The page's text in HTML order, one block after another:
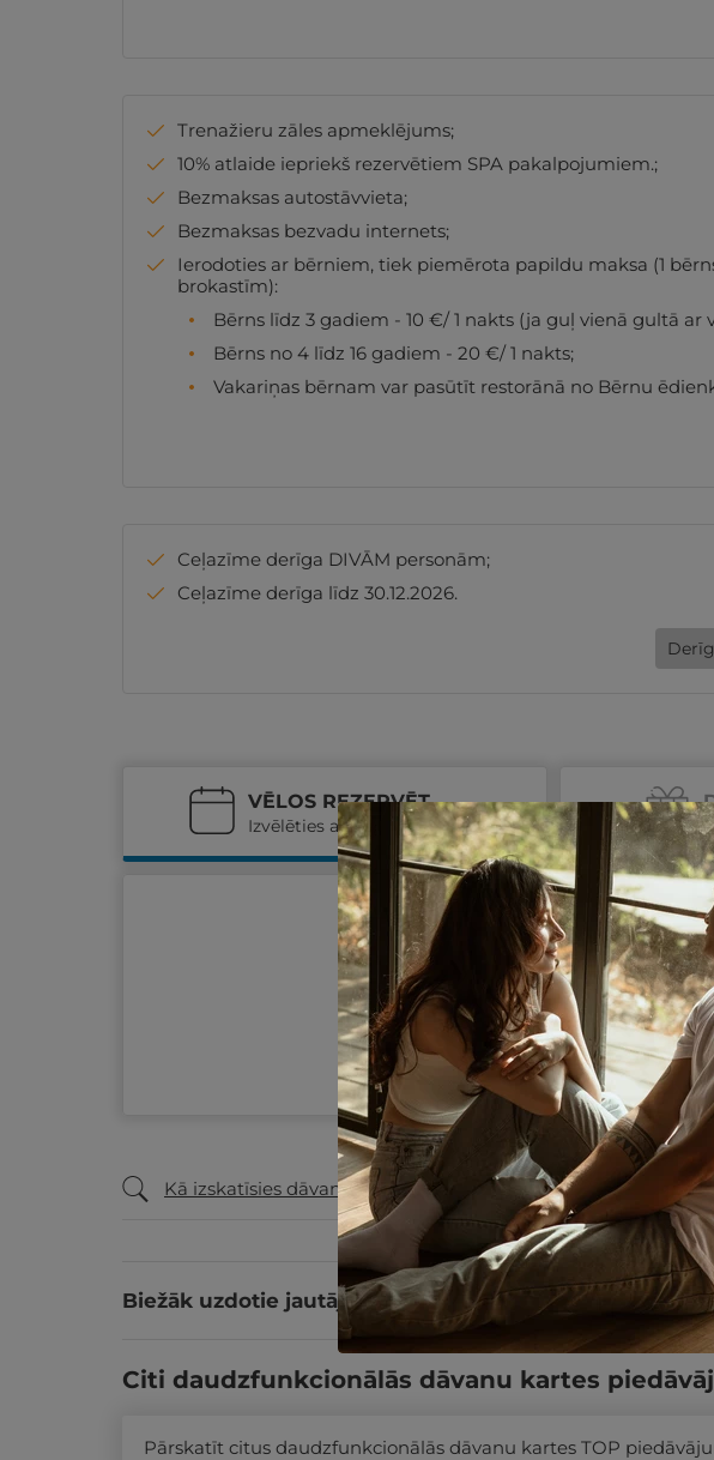
Trenažieru zāles apmeklējums;
10% atlaide iepriekš rezervētiem SPA pakalpojumiem.;
Bezmaksas autostāvvieta;
Bezmaksas bezvadu internets;
Ierodoties ar bērniem, tiek piemērota papildu maksa (1
brokastīm):
Bērns līdz 3 gadiem - 10 €/ 1 nakts (ja guļ vienā gultā ar
Bērns no 4 līdz 16 gadiem - 20 €/ 1 nakts;
Vakariņas bērnam var pasūtīt restorānā no Bērnu
Ceļazīme derīga DIVĀM personām;
Ceļazīme derīga līdz 30.12.2026.
VĒLOS REZERVĒT
Izvēlēties atpūtas datumus
Kā izskatīsies dāvanu ceļazīme?
Biežāk uzdotie jautājumi
Citi daudzfunkcionālās dāvanu kartes
Pārskatīt citus daudzfunkcionālās dāvanu kartes TOP